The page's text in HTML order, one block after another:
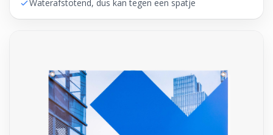
Waterafstotend, dus kan tegen een spatje